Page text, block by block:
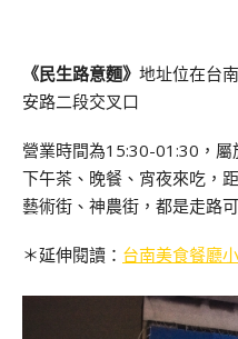
《民生路意麵》 地址位在台
安路二段交叉口
營業時間為15:30-01:30，
下午茶、晚餐、宵夜來吃，
藝術街、神農街，都是走路
＊延伸閱讀： 台南美食餐廳